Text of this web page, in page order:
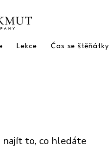
Lekce Čas se štěňátky
najít to, co hledáte